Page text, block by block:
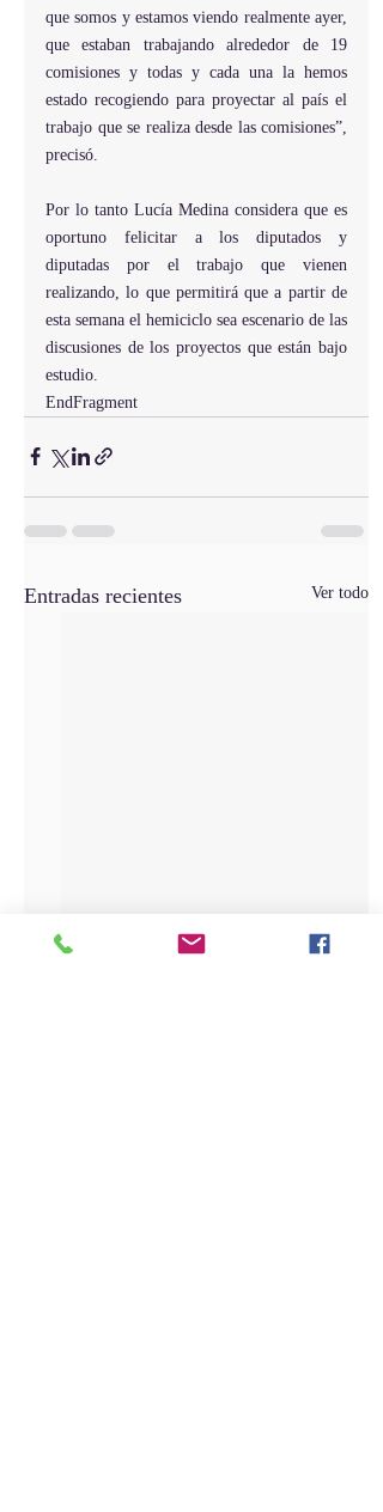
que somos y estamos viendo realmente ayer,
que estaban trabajando alrededor de 19
comisiones y todas y cada una la hemos
estado recogiendo para proyectar al país el
trabajo que se realiza desde las comisiones”,
precisó.
Por lo tanto Lucía Medina considera que es
oportuno felicitar a los diputados y
diputadas por el trabajo que vienen
realizando, lo que permitirá que a partir de
esta semana el hemiciclo sea escenario de las
discusiones de los proyectos que están bajo
estudio.
EndFragment
Entradas recientes Ver todo